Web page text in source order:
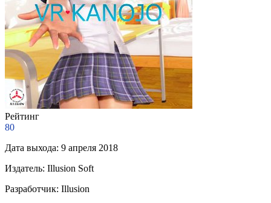
Рейтинг
80
Дата выхода: 9 апреля 2018
Издатель: Illusion Soft
Разработчик: Illusion